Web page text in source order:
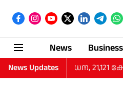
News
News Updates
വര്‍ധന, 21,121 കോടി